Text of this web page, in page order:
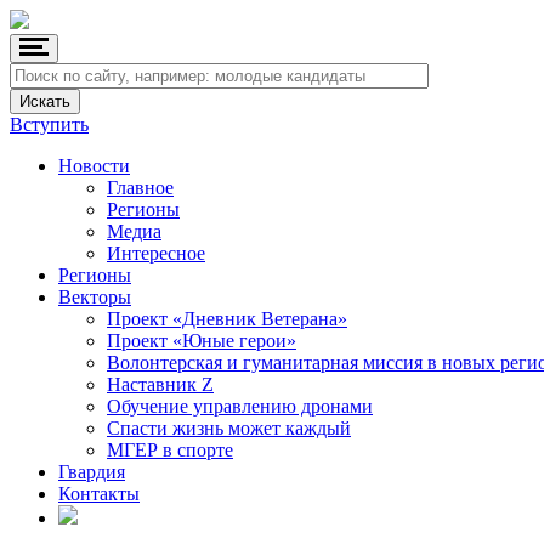
Вступить
Новости
Главное
Регионы
Медиа
Интересное
Регионы
Векторы
Проект «Дневник Ветерана»
Проект «Юные герои»
Волонтерская и гуманитарная миссия в новых
Наставник Z
Обучение управлению дронами
Спасти жизнь может каждый
МГЕР в спорте
Гвардия
Контакты